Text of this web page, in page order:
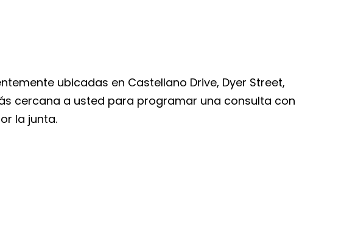
ubicadas en Castellano Drive, Dyer Street,
cercana a usted para programar una consulta con
la junta.